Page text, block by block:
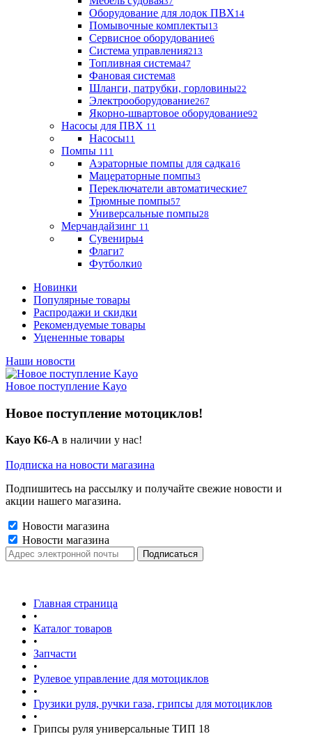
Оборудование для лодок ПВХ14
Помывочные комплекты13
Сервисное оборудование6
Система управления213
Топливная система47
Фановая система8
Шланги, патрубки, горловины22
Электрооборудование267
Якорно-швартовое оборудование92
Насосы для ПВХ 11
Насосы11
Помпы 111
Аэраторные помпы для садка16
Мацераторные помпы3
Переключатели автоматические7
Трюмные помпы57
Универсальные помпы28
Мерчандайзинг 11
Сувениры4
Флаги7
Футболки0
Новинки
Популярные товары
Распродажи и скидки
Рекомендуемые товары
Уцененные товары
Наши новости
Новое поступление Kayo
Новое поступление мотоциклов!
Kayo K6-A в наличии у нас!
Подписка на новости магазина
Подпишитесь на рассылку и получайте свежие новости и
акции нашего магазина.
Новости магазина
Новости магазина
Главная страница
•
Каталог товаров
•
Запчасти
•
Рулевое управление для мотоциклов
•
Грузики руля, ручки газа, грипсы для мотоциклов
•
Грипсы руля универсальные ТИП 18